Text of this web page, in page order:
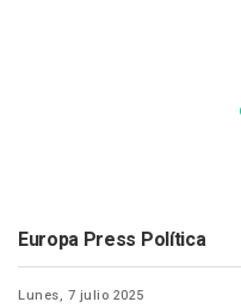
Europa Press Política
Lunes, 7 julio 2025